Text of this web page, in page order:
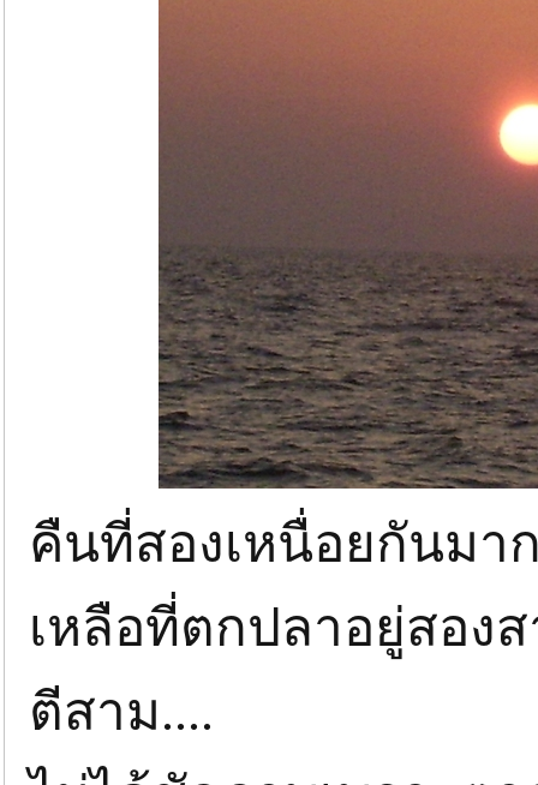
คืนที่สองเหนื่อยกันมา
เหลือที่ตกปลาอยู่สอง
ตีสาม....